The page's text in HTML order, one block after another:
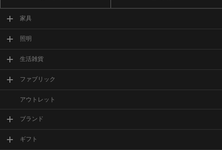
家具
照明
生活雑貨
ファブリック
アウトレット
ブランド
ギフト